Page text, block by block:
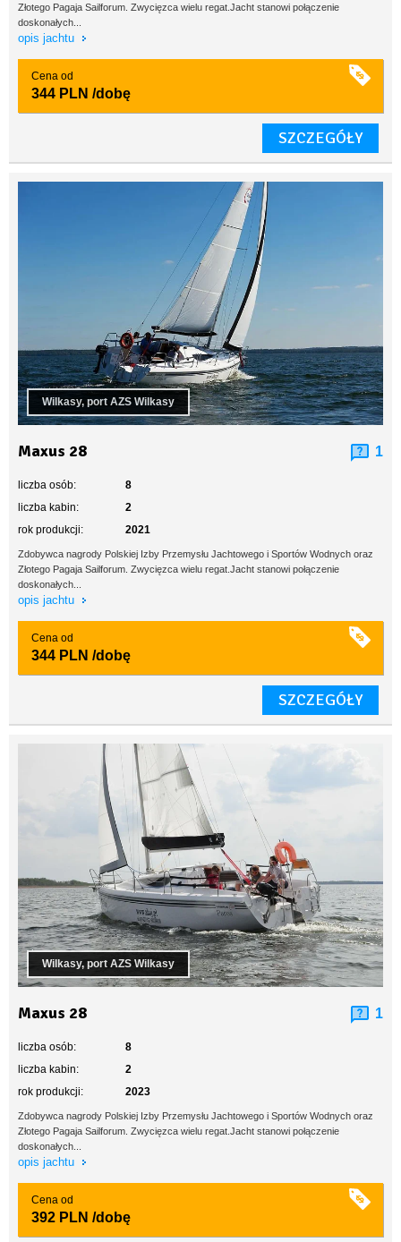
Złotego Pagaja Sailforum. Zwycięzca wielu regat.Jacht stanowi połączenie
doskonałych...
opis jachtu
Cena od
344 PLN /dobę
SZCZEGÓŁY
Wilkasy, port AZS Wilkasy
Maxus 28 1
liczba osób:
8
liczba kabin:
2
rok produkcji:
2021
Zdobywca nagrody Polskiej Izby Przemysłu Jachtowego i Sportów Wodnych oraz
Złotego Pagaja Sailforum. Zwycięzca wielu regat.Jacht stanowi połączenie
doskonałych...
opis jachtu
Cena od
344 PLN /dobę
SZCZEGÓŁY
Wilkasy, port AZS Wilkasy
Maxus 28 1
liczba osób:
8
liczba kabin:
2
rok produkcji:
2023
Zdobywca nagrody Polskiej Izby Przemysłu Jachtowego i Sportów Wodnych oraz
Złotego Pagaja Sailforum. Zwycięzca wielu regat.Jacht stanowi połączenie
doskonałych...
opis jachtu
Cena od
392 PLN /dobę